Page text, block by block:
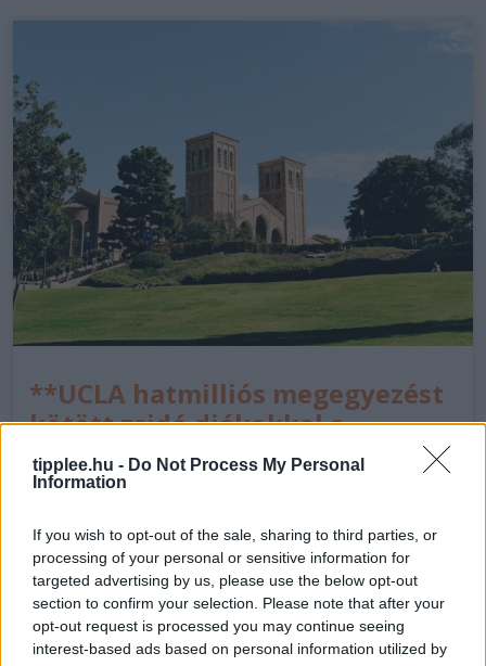
tipplee.hu - Do Not Process My Personal
Information
If you wish to opt-out of the sale, sharing to third parties, or
processing of your personal or sensitive information for
targeted advertising by us, please use the below opt-out
section to confirm your selection. Please note that after your
opt-out request is processed you may continue seeing
interest-based ads based on personal information utilized by
**UCLA hatmilliós megegyezést
kötött zsidó diákokkal a
campus-tüntetések miatt**
# UCLA 6 millió dolláros megegyezést kötött zsidó
Los Angeles-i Kaliforniai Egyetem (UCLA) 6 millió
dolláros megegyezést kötött három zsidó diák és
egy zsidó professzor perében,…